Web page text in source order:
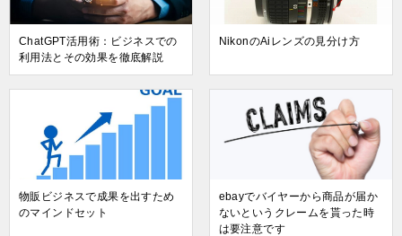
ChatGPT活用術：ビジネスでの
利用法とその効果を徹底解説
NikonのAiレンズの見分け方
物販ビジネスで成果を出すため
のマインドセット
ebayでバイヤーから商品が届か
ないというクレームを貰った時
は要注意です